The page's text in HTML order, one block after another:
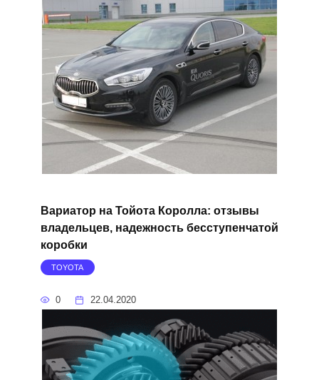
Вариатор на Тойота Королла: отзывы
владельцев, надежность бесступенчатой
коробки
TOYOTA
0 22.04.2020